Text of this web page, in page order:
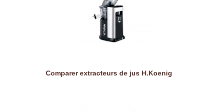
Comparer extracteurs de jus H.Koenig